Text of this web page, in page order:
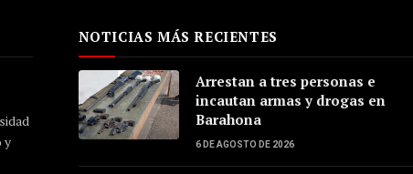
y
NOTICIAS MÁS RECIENTES
Arrestan a tres personas e
incautan armas y drogas en
Barahona
6 DE AGOSTO DE 2026